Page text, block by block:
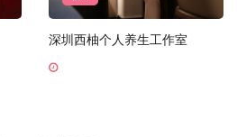
深圳西柚个人养生工作室